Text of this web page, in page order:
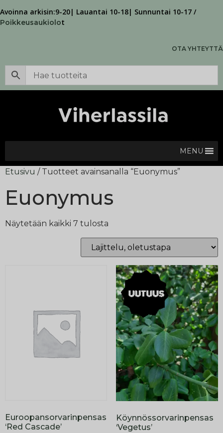
Avoinna arkisin:9-20| Lauantai 10-18| Sunnuntai 10-17 /
Poikkeusaukiolot
OTA YHTEYTTÄ
MENU
Etusivu / Tuotteet avainsanalla “Euonymus”
Euonymus
Näytetään kaikki 7 tulosta
Euroopansorvarinpensas
‘Red Cascade’
Köynnössorvarinpensas
‘Vegetus’